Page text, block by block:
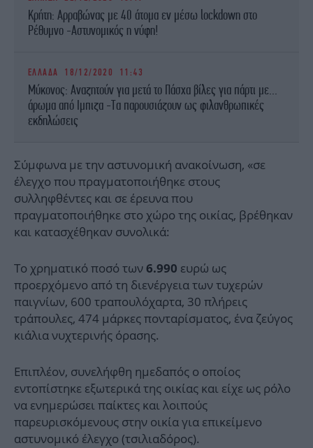
Κρήτη: Αρραβώνας με 40 άτομα εν μέσω lockdown στο
Ρέθυμνο -Αστυνομικός η νύφη!
ΕΛΛΑΔΑ 18/12/2020 11:43
Μύκονος: Αναζητούν για μετά το Πάσχα βίλες για πάρτι με...
άρωμα από Ιμπιζα -Τα παρουσιάζουν ως φιλανθρωπικές
εκδηλώσεις
Σύμφωνα με την αστυνομική ανακοίνωση, «σε
έλεγχο που πραγματοποιήθηκε στους
συλληφθέντες και σε έρευνα που
πραγματοποιήθηκε στο χώρο της οικίας, βρέθηκαν
και κατασχέθηκαν συνολικά:
Το χρηματικό ποσό των 6.990 ευρώ ως
προερχόμενο από τη διενέργεια των τυχερών
παιγνίων, 600 τραπουλόχαρτα, 30 πλήρεις
τράπουλες, 474 μάρκες πονταρίσματος, ένα ζεύγος
κιάλια νυχτερινής όρασης.
Επιπλέον, συνελήφθη ημεδαπός ο οποίος
εντοπίστηκε εξωτερικά της οικίας και είχε ως ρόλο
να ενημερώσει παίκτες και λοιπούς
παρευρισκόμενους στην οικία για επικείμενο
αστυνομικό έλεγχο (τσιλιαδόρος).